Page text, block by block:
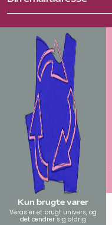
Kun brugte varer
Veras er et brugt univers, og
det ændrer sig aldrig